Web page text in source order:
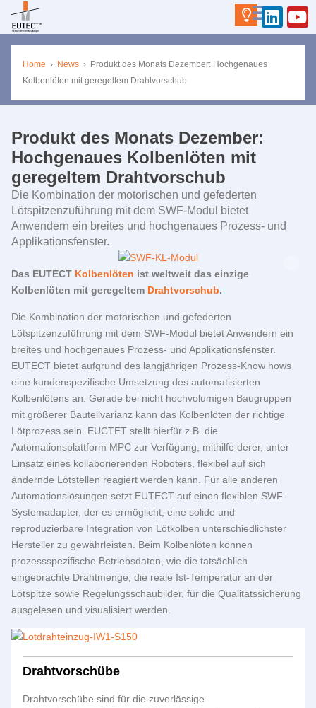
Home › News › Produkt des Monats Dezember: Hochgenaues
Kolbenlöten mit geregeltem Drahtvorschub
Produkt des Monats Dezember:
Hochgenaues Kolbenlöten mit
geregeltem Drahtvorschub
Die Kombination der motorischen und gefederten
Lötspitzenzuführung mit dem SWF-Modul bietet
Anwendern ein breites und hochgenaues Prozess- und
Applikationsfenster.
Das EUTECT Kolbenlöten ist weltweit das einzige
Kolbenlöten mit geregeltem Drahtvorschub.
Die Kombination der motorischen und gefederten
Lötspitzenzuführung mit dem SWF-Modul bietet Anwendern ein
breites und hochgenaues Prozess- und Applikationsfenster.
EUTECT bietet aufgrund des langjährigen Prozess-Know hows
eine kundenspezifische Umsetzung des automatisierten
Kolbenlötens an. Gerade bei nicht hochvolumigen Baugruppen
mit größerer Bauteilvarianz kann das Kolbenlöten der richtige
Lötprozess sein. EUCTET stellt hierfür z.B. die
Automationsplattform MPC zur Verfügung, mithilfe derer, unter
Einsatz eines kollaborierenden Roboters, flexibel auf sich
ändernde Lötstellen reagiert werden kann. Für alle anderen
Automations­lösungen setzt EUTECT auf einen flexiblen SWF-
Systemadapter, der es ermöglicht, eine solide und
reproduzierbare Integration von Lötkolben unterschiedlichster
Hersteller zu gewährleisten. Beim Kolbenlöten können
prozessspezifische Betriebsdaten, wie die tatsächlich
eingebrachte Drahtmenge, die reale Ist-Temperatur an der
Lötspitze sowie Regelungsschaubilder, für die Qualitätssicherung
ausgelesen und visualisiert werden.
Drahtvorschübe
Drahtvorschübe sind für die zuverlässige